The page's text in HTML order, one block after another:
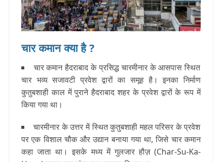
चार कमान क्या है ?
चार कमान हैदराबाद के प्रसिद्ध चारमीनार के आसपास स्थित
चार भव्य सजावटी प्रवेश द्वारों का समूह है। इनका निर्माण
कुतुबशाही काल में पुराने हैदराबाद शहर के प्रवेश द्वारों के रूप में
किया गया था।
चारमीनार के उत्तर में स्थित कुतुबशाही महल परिसर के प्रवेश
पर एक विशाल चौक और उद्यान बनाया गया था, जिसे चार कमान
कहा जाता था। इसके मध्य में गुलजार हौज़ (Char-Su-Ka-